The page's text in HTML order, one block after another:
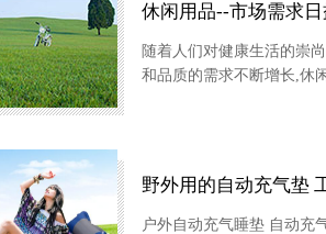
休闲用品--市场需求
随着人们对健康生活的崇
和品质的需求不断增长,休
野外用的自动充气垫
户外自动充气睡垫 自动充